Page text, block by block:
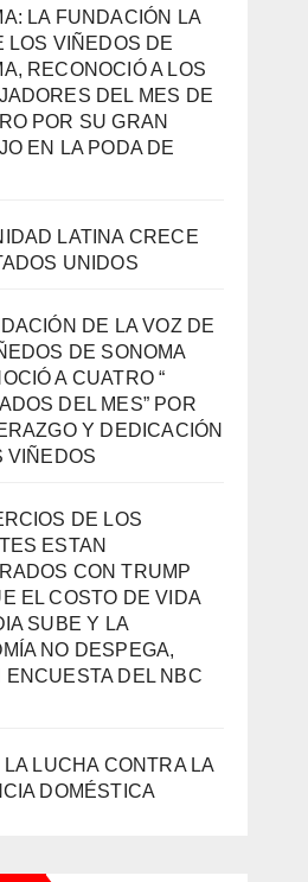
LA FUNDACIÓN LA
LOS VIÑEDOS DE
RECONOCIÓ A LOS
DEL MES DE
POR SU GRAN
EN LA PODA DE
LATINA CRECE
UNIDOS
DE LA VOZ DE
DE SONOMA
A CUATRO “
DEL MES” POR
Y DEDICACIÓN
VIÑEDOS
DE LOS
ESTAN
CON TRUMP
EL COSTO DE VIDA
SUBE Y LA
NO DESPEGA,
ENCUESTA DEL NBC
LA LUCHA CONTRA LA
DOMÉSTICA